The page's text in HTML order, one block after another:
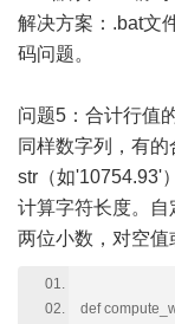
解决方案：.bat文
码问题。
问题5：合计行值
同样数字列，有
str（如'10754.93'
计算字符长度。
两位小数，对空值
def